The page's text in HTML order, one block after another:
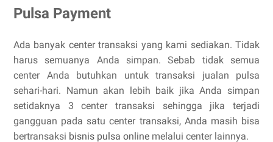
Pulsa Payment
Ada banyak center transaksi yang kami sediakan. Tidak
harus semuanya Anda simpan. Sebab tidak semua
center Anda butuhkan untuk transaksi jualan pulsa
sehari-hari. Namun akan lebih baik jika Anda simpan
setidaknya 3 center transaksi sehingga jika terjadi
gangguan pada satu center transaksi, Anda masih bisa
bertransaksi bisnis pulsa online melalui center lainnya.